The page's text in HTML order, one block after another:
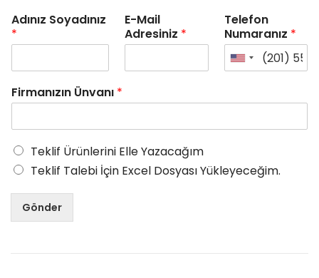
Adınız Soyadınız
*
E-Mail
Adresiniz *
Telefon
Numaranız *
Firmanızın Ünvanı *
Teklif Ürünlerini Elle Yazacağım
Teklif Talebi İçin Excel Dosyası Yükleyeceğim.
Gönder